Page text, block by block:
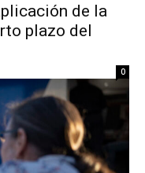
de la
plazo del
0